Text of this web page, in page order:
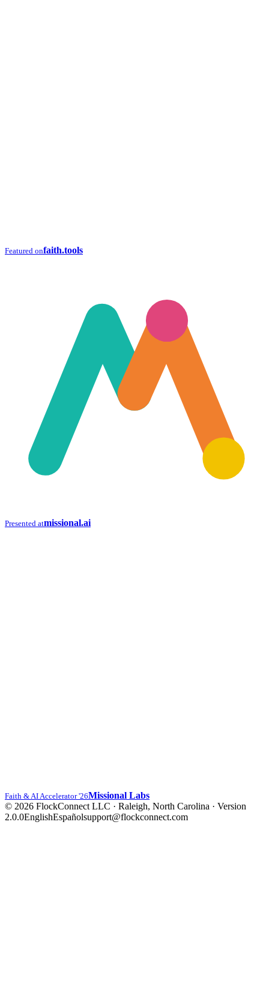
Featured onfaith.tools
Presented atmissional.ai
Faith & AI Accelerator '26Missional Labs
© 2026 FlockConnect LLC · Raleigh, North Carolina · Version
2.0.0EnglishEspañolsupport@flockconnect.com